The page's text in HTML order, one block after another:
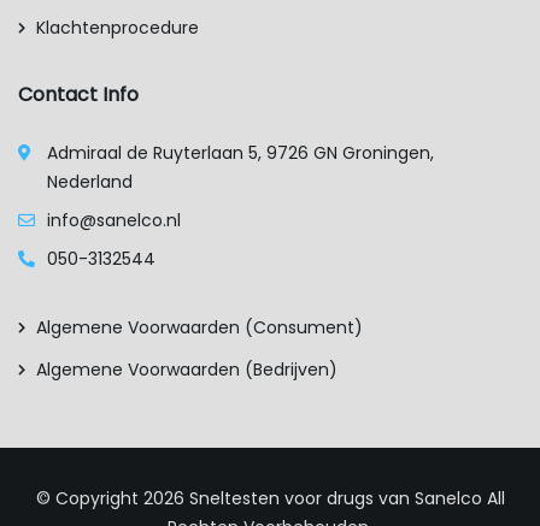
Klachtenprocedure
Contact Info
Admiraal de Ruyterlaan 5, 9726 GN Groningen,
Nederland
info@sanelco.nl
050-3132544
Algemene Voorwaarden (consument)
Algemene Voorwaarden (bedrijven)
© Copyright 2026 Sneltesten voor drugs van Sanelco All